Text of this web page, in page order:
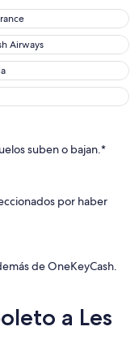
Airways
suben o bajan.*
por haber
de OneKeyCash.
a Les